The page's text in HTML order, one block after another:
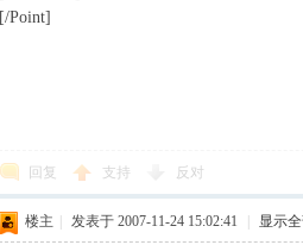
[/Point]
回复 支持 反对
楼主 发表于 2007-11-24 15:02:41 显示